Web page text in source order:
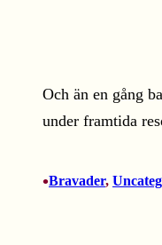
Och än en gång
under framtida
•Bravader,